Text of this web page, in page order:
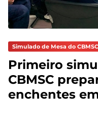
Simulado de Mesa do
Primeiro
CBMSC
enchentes